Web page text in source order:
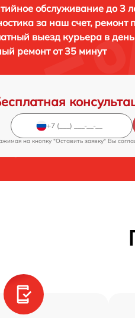
обслуживание до 3
за наш счет, ремонт
выезд курьера в
ремонтот 35 минут
на кнопку "Оставить заявку" Вы